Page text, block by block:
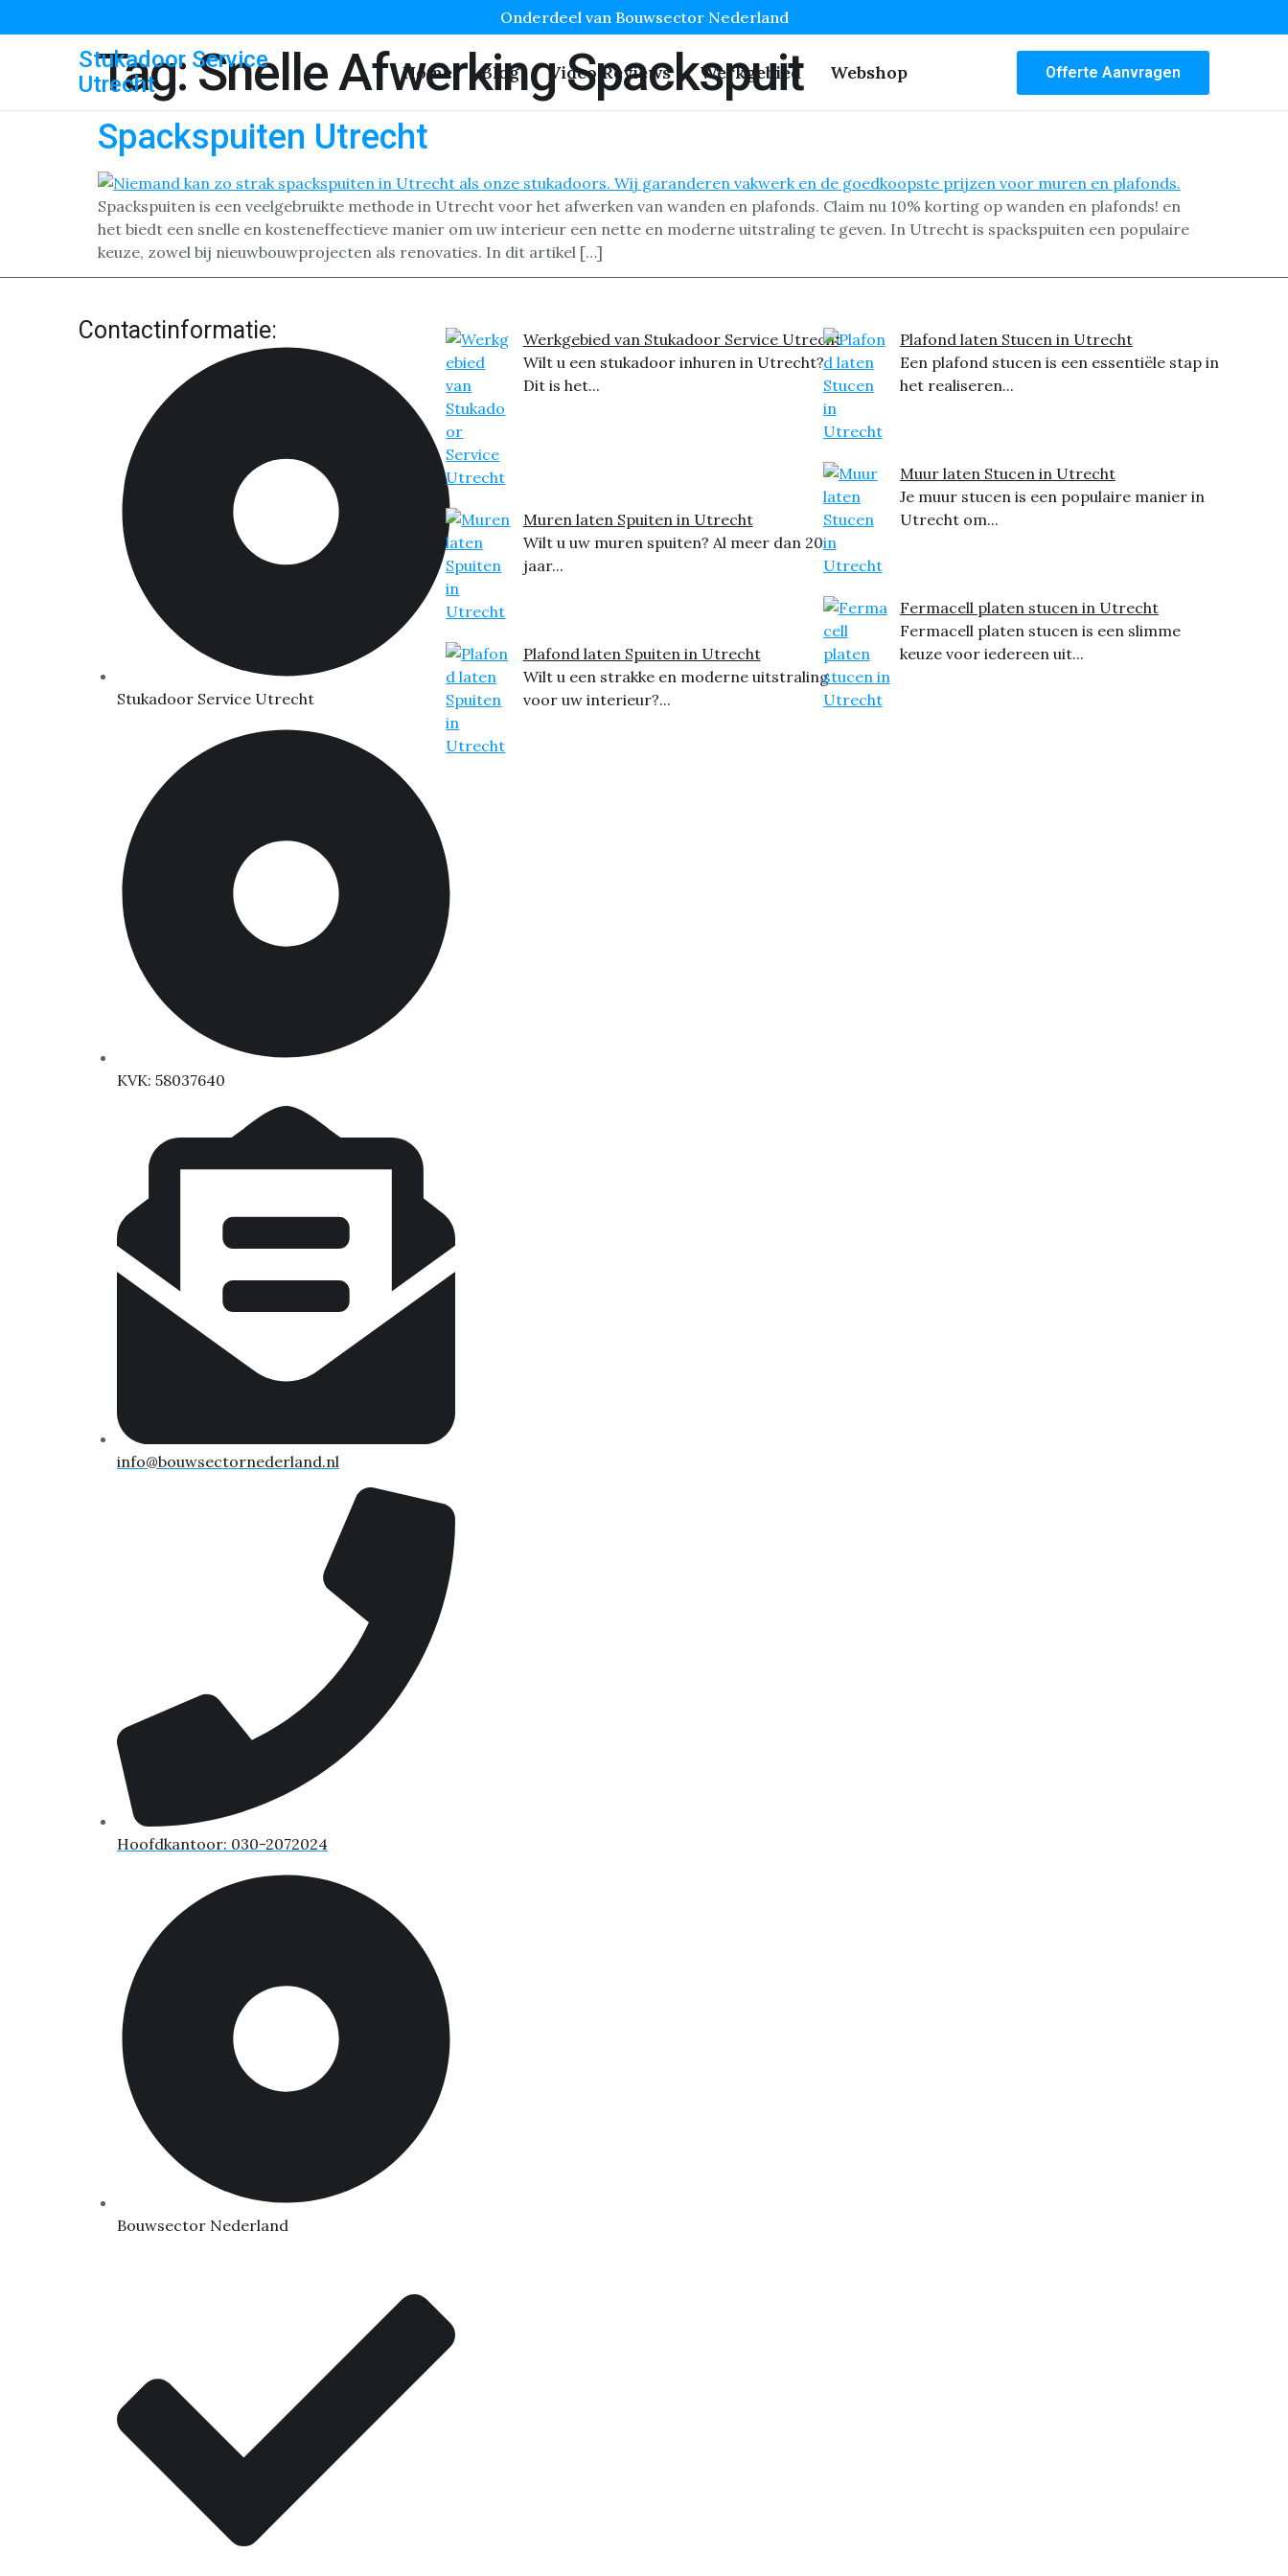
Onderdeel van Bouwsector Nederland
Stukadoor Service
Utrecht
Home Blog Video Reviews Werkgebied Webshop Offerte Aanvragen
Tag:Snelle Afwerking Spackspuit
Spackspuiten Utrecht
Spackspuiten is een veelgebruikte methode in Utrecht voor het afwerken van wanden en plafonds. Claim nu 10% korting op wanden en plafonds! en
het biedt een snelle en kosteneffectieve manier om uw interieur een nette en moderne uitstraling te geven. In Utrecht is spackspuiten een populaire
keuze, zowel bij nieuwbouwprojecten als renovaties. In dit artikel […]
Contactinformatie:
Stukadoor Service Utrecht
KVK: 58037640
info@bouwsectornederland.nl
Hoofdkantoor: 030-2072024
Bouwsector Nederland
Werkgebied van Stukadoor Service Utrecht
Wilt u een stukadoor inhuren in Utrecht?
Dit is het...
Muren laten Spuiten in Utrecht
Wilt u uw muren spuiten? Al meer dan 20
jaar...
Plafond laten Spuiten in Utrecht
Wilt u een strakke en moderne uitstraling
voor uw interieur?...
Plafond laten Stucen in Utrecht
Een plafond stucen is een essentiële stap in
het realiseren...
Muur laten Stucen in Utrecht
Je muur stucen is een populaire manier in
Utrecht om...
Fermacell platen stucen in Utrecht
Fermacell platen stucen is een slimme
keuze voor iedereen uit...